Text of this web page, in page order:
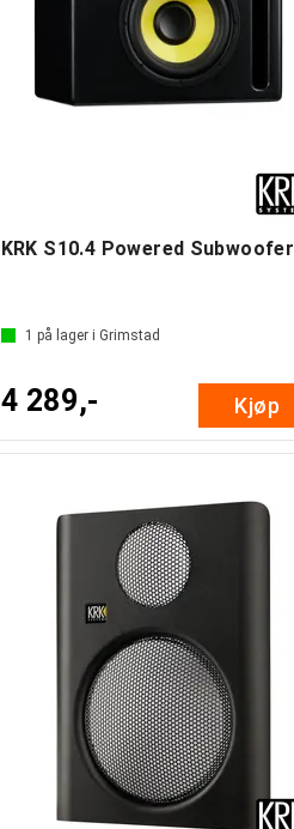
KRK S10.4 Powered Subwoofer
1 på lager i Grimstad
4 289,- Kjøp